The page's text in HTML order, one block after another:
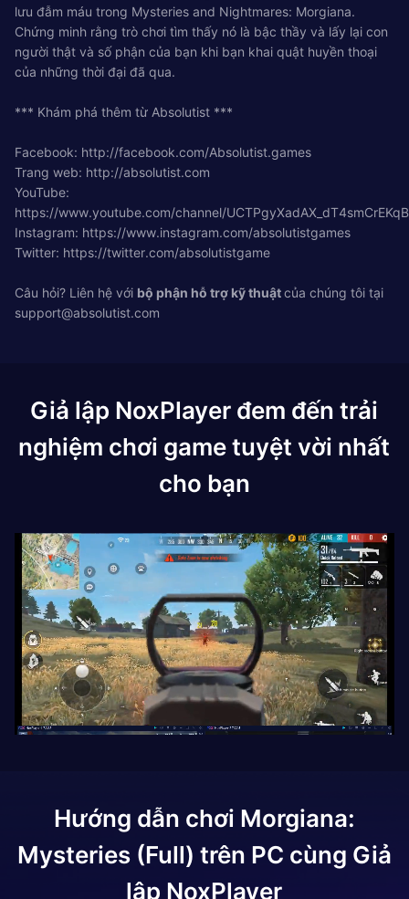
lưu đẫm máu trong Mysteries and Nightmares: Morgiana.
Chứng minh rằng trò chơi tìm thấy nó là bậc thầy và lấy lại con
người thật và số phận của bạn khi bạn khai quật huyền thoại
của những thời đại đã qua.
*** Khám phá thêm từ Absolutist ***
Facebook: http://facebook.com/Absolutist.games
Trang web: http://absolutist.com
YouTube:
https://www.youtube.com/channel/
Instagram: https://www.instagram.com/absolutistgames
Twitter: https://twitter.com/absolutistgame
Câu hỏi? Liên hệ với bộ phận hỗ trợ kỹ thuậtcủa chúng tôi tại
support@absolutist.com
Giả lập NoxPlayer đem đến trải
nghiệm chơi game tuyệt vời nhất
cho bạn
Hướng dẫn chơi Morgiana:
Mysteries (Full) trên PC cùng Giả
lập NoxPlayer